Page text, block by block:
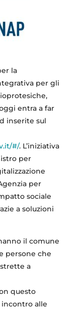
la
per gli
entra a far
inserite sul
#/. L’iniziativa
per
per
sociale
a soluzioni
il comune
persone che
a
questo
alle